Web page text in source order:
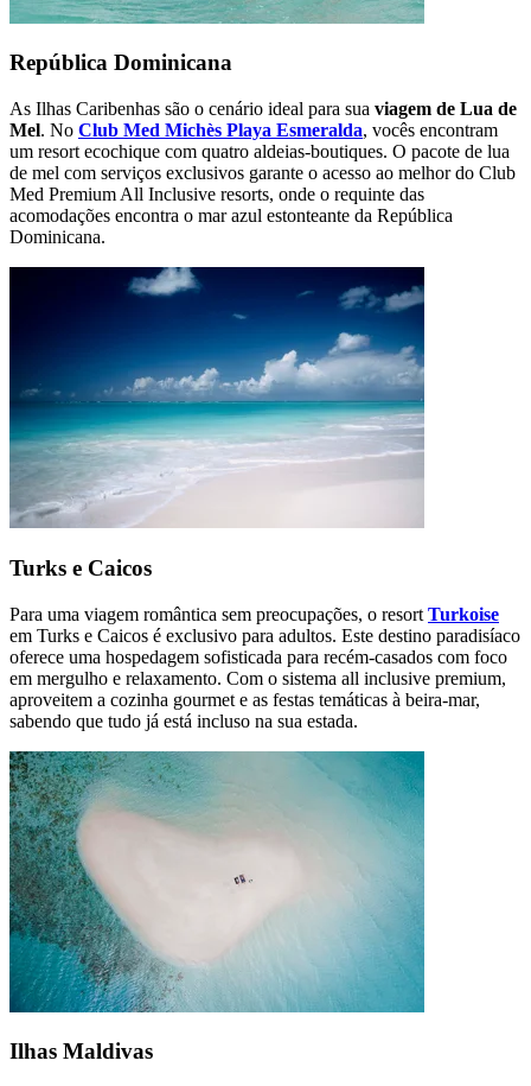
República Dominicana
As Ilhas Caribenhas são o cenário ideal para sua viagem de Lua de
Mel. No Club Med Michès Playa Esmeralda, vocês encontram
um resort ecochique com quatro aldeias-boutiques. O pacote de lua
de mel com serviços exclusivos garante o acesso ao melhor do Club
Med Premium All Inclusive resorts, onde o requinte das
acomodações encontra o mar azul estonteante da República
Dominicana.
Turks e Caicos
Para uma viagem romântica sem preocupações, o resort Turkoise
em Turks e Caicos é exclusivo para adultos. Este destino paradisíaco
oferece uma hospedagem sofisticada para recém-casados com foco
em mergulho e relaxamento. Com o sistema all inclusive premium,
aproveitem a cozinha gourmet e as festas temáticas à beira-mar,
sabendo que tudo já está incluso na sua estada.
Ilhas Maldivas